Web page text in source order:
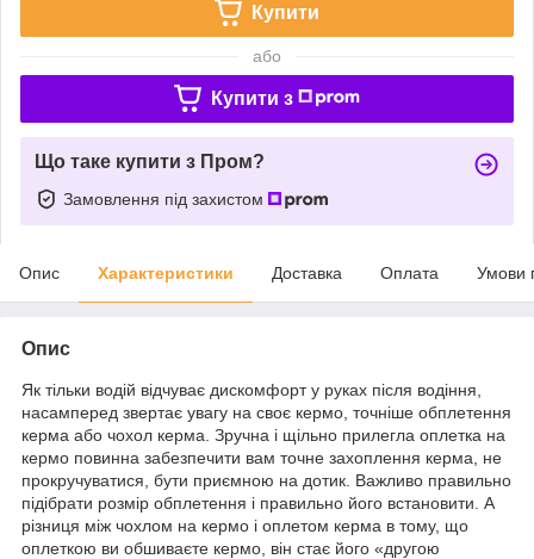
Купити
або
Купити з
Що таке купити з Пром?
Замовлення під захистом
Опис Характеристики Доставка Оплата Умови
Опис
Як тільки водій відчуває дискомфорт у руках після водіння,
насамперед звертає увагу на своє кермо, точніше обплетення
керма або чохол керма. Зручна і щільно прилегла оплетка на
кермо повинна забезпечити вам точне захоплення керма, не
прокручуватися, бути приємною на дотик. Важливо правильно
підібрати розмір обплетення і правильно його встановити. А
різниця між чохлом на кермо і оплетом керма в тому, що
оплеткою ви обшиваєте кермо, він стає його «другою